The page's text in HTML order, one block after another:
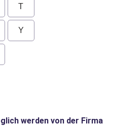
T
Y
werden von der Firma